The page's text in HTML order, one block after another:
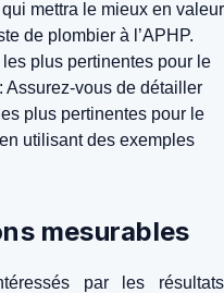
mettra le mieux en valeur
de plombier à l’APHP.
plus pertinentes pour le
Assurez-vous de détailler
plus pertinentes pour le
utilisant des exemples
mesurables
par les résultats